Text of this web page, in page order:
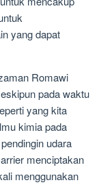
yang dapat
Romawi
pada waktu
yang kita
kimia pada
udara
menciptakan
menggunakan